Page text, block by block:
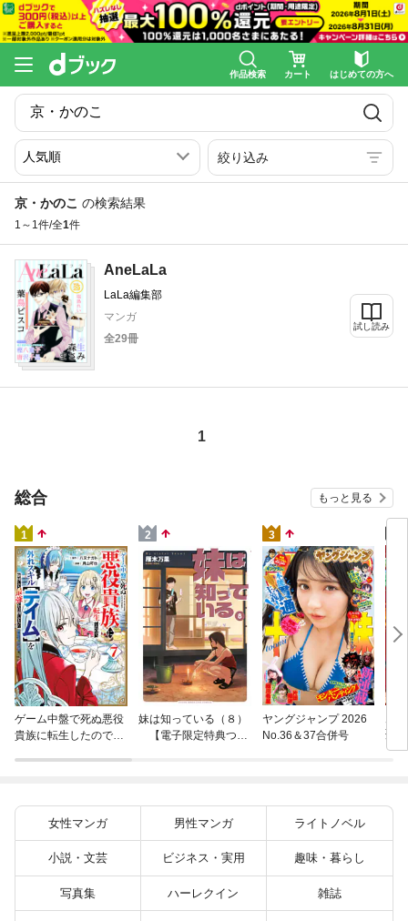
作品検索 カート はじめての方へ
絞り込み
京・かのこ の検索結果
1～1件/全1件
AneLaLa
LaLa編集部
マンガ
全29冊
試し読み
1
総合 もっと見る
1
ゲーム中盤で死ぬ悪役
貴族に転生したので、
2
妹は知っている（８）
【電子限定特典つ
3
ヤングジャンプ 2026
No.36＆37合併号
聖
り
女性マンガ 男性マンガ ライトノベル
小説・文芸 ビジネス・実用 趣味・暮らし
写真集 ハーレクイン 雑誌